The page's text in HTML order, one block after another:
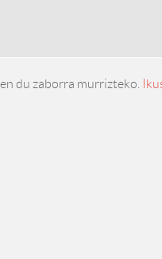
du zaborra murrizteko.